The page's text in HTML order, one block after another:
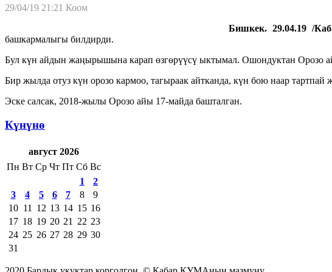
29/04/19 21:21 Коом
Бишкек. 29.04.19 /
башкармалыгы билдирди.
Бул күн айдын жаңырышына карап өзгөрүүсү ыктымал. Ошондуктан Орозо
Бир жылда отуз күн орозо кармоо, тагыраак айтканда, күн бою наар
Эске салсак, 2018-жылы Орозо айы 17-майда башталган.
Күнүнө
август 2026
Пн Вт Ср Чт Пт Сб Вс
1
2
3
4 5 6 7 8
9
10 11 12 13 14 15 16
17 18 19 20 21 22 23
24 25 26 27 28 29 30
31